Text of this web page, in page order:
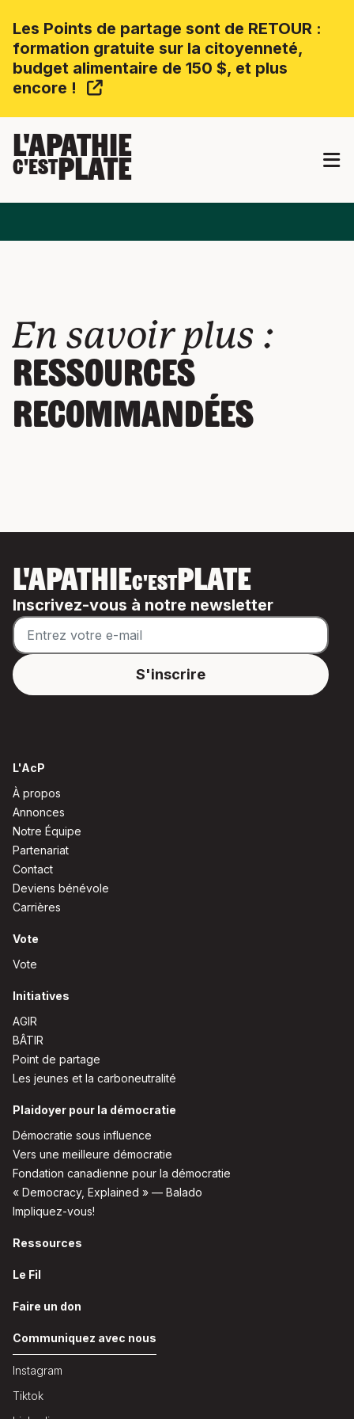
Les Points de partage sont de RETOUR :
formation gratuite sur la citoyenneté,
budget alimentaire de 150 $, et plus
encore !
L'APATHIE
C'ESTPLATE
En savoir plus :
Ressources
recommandées
L'APATHIEC'ESTPLATE
Inscrivez-vous à notre newsletter
L'AcP
À propos
Annonces
Notre Équipe
Partenariat
Contact
Deviens bénévole
Carrières
Vote
Vote
Initiatives
AGIR
BÂTIR
Point de partage
Les jeunes et la carboneutralité
Plaidoyer pour la démocratie
Démocratie sous influence
Vers une meilleure démocratie
Fondation canadienne pour la démocratie
« Democracy, Explained » — Balado
Impliquez-vous!
Ressources
Le Fil
Faire un don
Communiquez avec nous
Instagram
Tiktok